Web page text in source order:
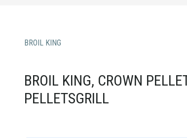
BROIL KING
BROIL KING, CROWN
PELLETSGRILL